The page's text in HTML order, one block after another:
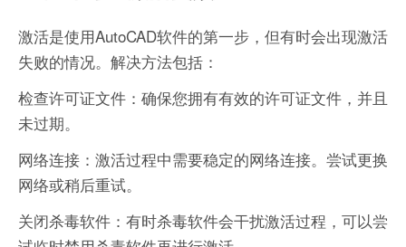
激活是使用AutoCAD软件的第一步，但有时会出现激活
失败的情况。解决方法包括：
检查许可证文件：确保您拥有有效的许可证文件，并且
未过期。
网络连接：激活过程中需要稳定的网络连接。尝试更换
网络或稍后重试。
关闭杀毒软件：有时杀毒软件会干扰激活过程，可以尝